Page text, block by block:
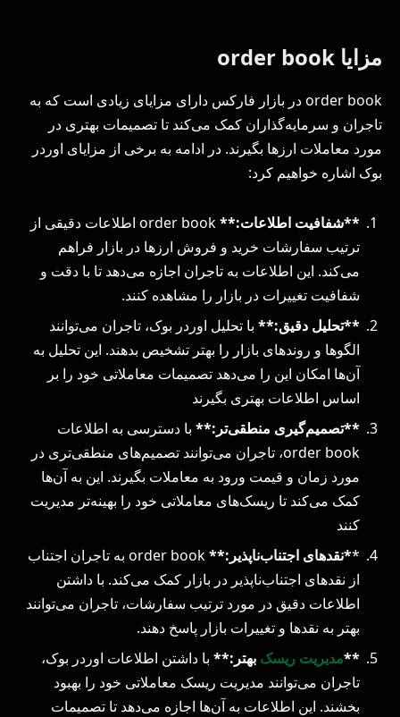
مزایا order book
order book در بازار فارکس دارای مزایای زیادی است که به
تاجران و سرمایه‌گذاران کمک می‌کند تا تصمیمات بهتری در
مورد معاملات ارزها بگیرند. در ادامه به برخی از مزایای اوردر
بوک اشاره خواهیم کرد:
**شفافیت اطلاعات:**
order book اطلاعات دقیقی از
ترتیب سفارشات خرید و فروش ارزها در بازار فراهم
می‌کند. این اطلاعات به تاجران اجازه می‌دهد تا با دقت و
شفافیت تغییرات در بازار را مشاهده کنند.
**تحلیل دقیق:** با تحلیل اوردر بوک، تاجران می‌توانند
الگوها و روندهای بازار را بهتر تشخیص بدهند. این تحلیل به
آن‌ها امکان این را می‌دهد تصمیمات معاملاتی خود را بر
اساس اطلاعات بهتری بگیرند
**تصمیم‌گیری منطقی‌تر:** با دسترسی به اطلاعات
order book، تاجران می‌توانند تصمیم‌های منطقی‌تری در
مورد زمان و قیمت ورود به معاملات بگیرند. این به آن‌ها
کمک می‌کند تا ریسک‌های معاملاتی خود را بهینه‌تر مدیریت
کنند
**نقدهای اجتناب‌ناپذیر:**
order book به تاجران اجتناب
از نقدهای اجتناب‌ناپذیر در بازار کمک می‌کند. با داشتن
اطلاعات دقیق در مورد ترتیب سفارشات، تاجران می‌توانند
بهتر به نقدها و تغییرات بازار پاسخ دهند.
**مدیریت ریسک بهتر:** با داشتن اطلاعات اوردر بوک،
تاجران می‌توانند مدیریت ریسک معاملاتی خود را بهبود
بخشند. این اطلاعات به آن‌ها اجازه می‌دهد تا تصمیمات